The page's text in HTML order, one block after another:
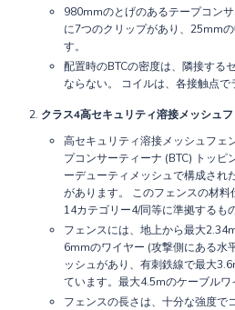
980mmのとげのあるテープコン
に7つのクリップがあり、25mm
す。
配置時のBTCの密度は、隣接する
ならない。 コイルは、各接触点で
クラス4高セキュリティ溶接メッシュフ
高セキュリティ溶接メッシュフェ
プコンサーティーナ (BTC) トッ
ーデューティメッシュで構成され
があります。 このフェンスの材料
14カテゴリー4/同等に準拠するも
フェンスには、地上から最大
6mmのワイヤー (攻撃側にある水
ッシュがあり、有刺鉄線で最大
ています。最大4.5mのケーブルワ
フェンスの長さは、十分な強度で